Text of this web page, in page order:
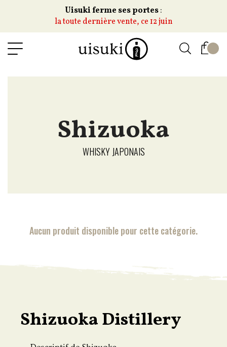
Uisuki ferme ses portes:
la toute dernière vente, ce 12 juin
Shizuoka
WHISKY JAPONAIS
Aucun produit disponible pour cette catégorie.
Shizuoka Distillery